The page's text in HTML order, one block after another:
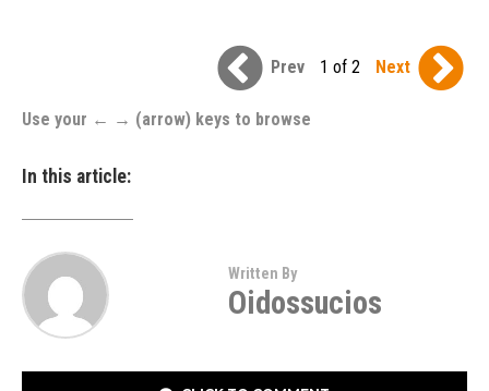
Prev 1 of 2 Next
Use your ← → (arrow) keys to browse
In this article:
Written By
Oidossucios